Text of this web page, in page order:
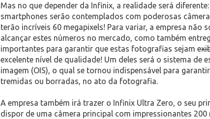
Mas no que depender da Infinix, a realidade será
smartphones serão contemplados com poderosas
terão incríveis 60 megapixels! Para variar, a empresa não
alcançar estes números no mercado, como também
importantes para garantir que estas fotografias sejam
excelente nível de qualidade! Um deles será o sistema de
imagem (OIS), o qual se tornou indispensável para
tremidas ou borradas, no ato da fotografia.
A empresa também irá trazer o Infinix Ultra Zero, o seu
dispor de uma câmera principal com impressionantes 200